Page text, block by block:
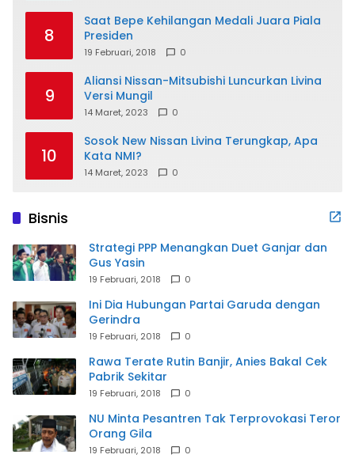
8
Saat Bepe Kehilangan Medali Juara Piala
Presiden
19 Februari, 2018 0
9
Aliansi Nissan-Mitsubishi Luncurkan Livina
Versi Mungil
14 Maret, 2023 0
10
Sosok New Nissan Livina Terungkap, Apa
Kata NMI?
14 Maret, 2023 0
Bisnis
Strategi PPP Menangkan Duet Ganjar dan
Gus Yasin
19 Februari, 2018 0
Ini Dia Hubungan Partai Garuda dengan
Gerindra
19 Februari, 2018 0
Rawa Terate Rutin Banjir, Anies Bakal Cek
Pabrik Sekitar
19 Februari, 2018 0
NU Minta Pesantren Tak Terprovokasi Teror
Orang Gila
19 Februari, 2018 0